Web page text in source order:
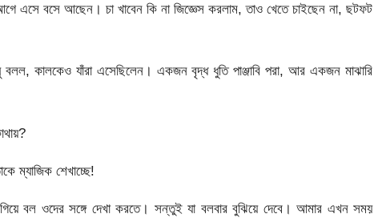
এসে বসে আছেন। চা খাবেন কি না জিজ্ঞেস করলাম, তাও খেতে চাইছেন না, ছটফট
কালকেও যাঁরা এসেছিলেন। একজন বৃদ্ধ ধুতি পাঞ্জাবি পরা, আর একজন মাঝারি
ম্যাজিক শেখাচ্ছে!
বল ওদের সঙ্গে দেখা করতে। সন্তুই যা বলবার বুঝিয়ে দেবে। আমার এখন সময়